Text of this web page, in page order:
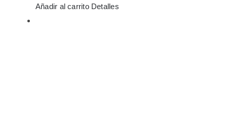
Añadir al carrito Detalles